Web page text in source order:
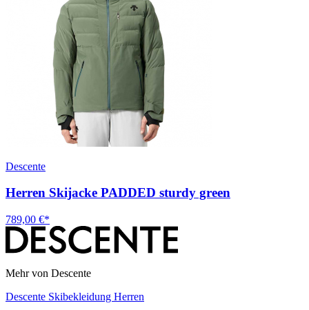
Descente
Herren Skijacke PADDED sturdy green
789,00 €*
Mehr von Descente
Descente Skibekleidung Herren